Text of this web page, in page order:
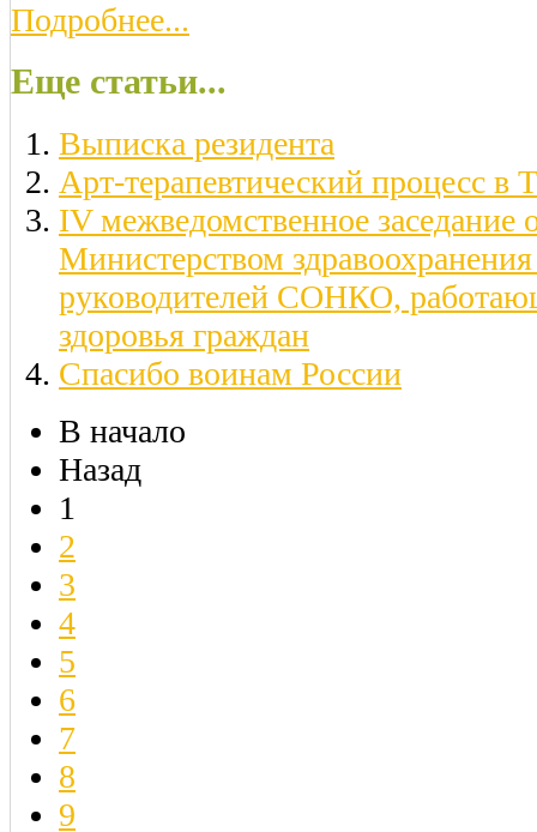
Подробнее...
Еще статьи...
Выписка резидента
Арт-терапевтический процесс в
IV межведомственное заседание
Министерством
руководителей СОНКО,
здоровья граждан
Спасибо воинам России
В начало
Назад
1
2
3
4
5
6
7
8
9